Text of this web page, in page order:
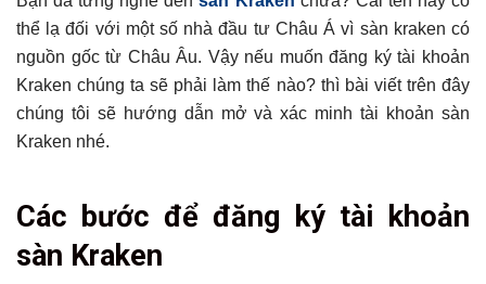
thể lạ đối với một số nhà đầu tư Châu Á vì sàn kraken có
nguồn gốc từ Châu Âu. Vậy nếu muốn đăng ký tài khoản
Kraken chúng ta sẽ phải làm thế nào? thì bài viết trên đây
chúng tôi sẽ hướng dẫn mở và xác minh tài khoản sàn
Kraken nhé.
Các bước để đăng ký tài khoản sàn Kraken
Hướng dẫn cách xác minh tài khoản Kraken
Các bước để đăng ký tài khoản
sàn Kraken